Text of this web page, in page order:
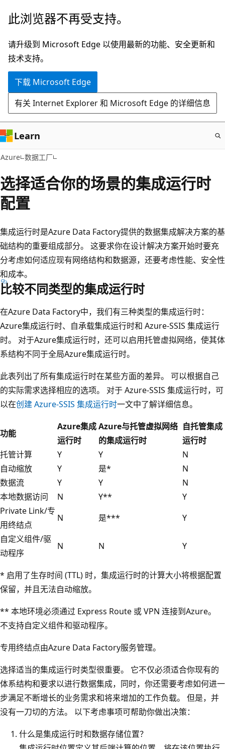
跳
主
要
内
此浏览器不再受支持。
请升级到 Microsoft Edge 以使用最新的功能、安全更新和
技术支持。
下载 Microsoft Edge
有关 Internet Explorer 和 Microsoft Edge 的详细信息
Learn
Azure 数据工厂
选择适合你的场景的集成运行时
配置
集成运行时是Azure Data Factory提供的数据集成解决方案的基
础结构的重要组成部分。 这要求你在设计解决方案开始时要充
分考虑如何适应现有网络结构和数据源，还要考虑性能、安全性
和成本。
比较不同类型的集成运行时
在Azure Data Factory中，我们有三种类型的集成运行时：
Azure集成运行时、自承载集成运行时和 Azure-SSIS 集成运行
时。 对于Azure集成运行时，还可以启用托管虚拟网络，使其体
系结构不同于全局Azure集成运行时。
此表列出了所有集成运行时在某些方面的差异。 可以根据自己
的实际需求选择相应的选项。 对于 Azure-SSIS 集成运行时，可
以在创建 Azure-SSIS 集成运行时一文中了解详细信息。
功能
Azure集成
运行时
Azure与托管虚拟网络
的集成运行时
自托管集成
运行时
托管计算
Y Y
N
自动缩放
Y 是*
N
数据流
Y Y
N
本地数据访问
N Y**
Y
Private Link/专
用终结点
N 是***
Y
自定义组件/驱
动程序
N N Y
* 启用了生存时间 (TTL) 时，集成运行时的计算大小将根据配置
保留，并且无法自动缩放。
** 本地环境必须通过 Express Route 或 VPN 连接到Azure。
不支持自定义组件和驱动程序。
专用终结点由Azure Data Factory服务管理。
选择适当的集成运行时类型很重要。 它不仅必须适合你现有的
体系结构和要求以进行数据集成，同时，你还需要考虑如何进一
步满足不断增长的业务需求和将来增加的工作负载。 但是，并
没有一刀切的方法。 以下考虑事项可帮助你做出决策：
什么是集成运行时和数据存储位置？